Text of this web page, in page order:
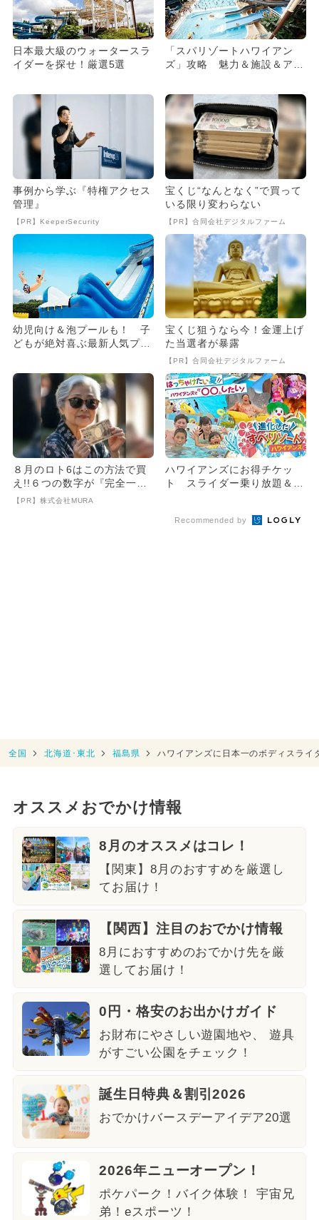
日本最大級のウォータースラ
イダーを探せ！厳選5選
「スパリゾートハワイアン
ズ」攻略 魅力＆施設＆アク
事例から学ぶ『特権アクセス
管理』
【PR】KeeperSecurity
宝くじ“なんとなく”で買って
いる限り変わらない
【PR】合同会社デジタルファーム
幼児向け＆泡プールも！ 子
どもが絶対喜ぶ最新人気プー
宝くじ狙うなら今！金運上げ
た当選者が暴露
【PR】合同会社デジタルファーム
８月のロト6はこの方法で買
え!!６つの数字が『完全一
致』する方法
【PR】株式会社MURA
ハワイアンズにお得チケッ
ト スライダー乗り放題＆人
Recommended by
全国 北海道･東北 福島県 ハワイアンズに日本一のボディスライ
オススメおでかけ情報
8月のオススメはコレ！
【関東】8月のおすすめを厳選し
てお届け！
【関西】注目のおでかけ情報
8月におすすめのおでかけ先を厳
選してお届け！
0円・格安のお出かけガイド
お財布にやさしい遊園地や、 遊具
がすごい公園をチェック！
誕生日特典＆割引2026
おでかけバースデーアイデア20選
2026年ニューオープン！
ポケパーク！バイク体験！ 宇宙兄
弟！eスポーツ！